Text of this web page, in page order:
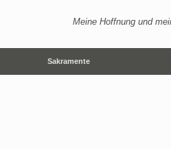
Meine Hoffnung und
Sakramente